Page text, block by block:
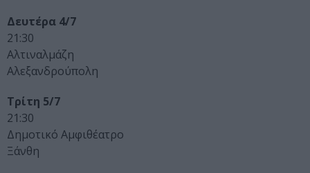
Δευτέρα 4/7
21:30
Αλτιναλμάζη
Αλεξανδρούπολη
Τρίτη 5/7
21:30
Δημοτικό Αμφιθέατρο
Ξάνθη